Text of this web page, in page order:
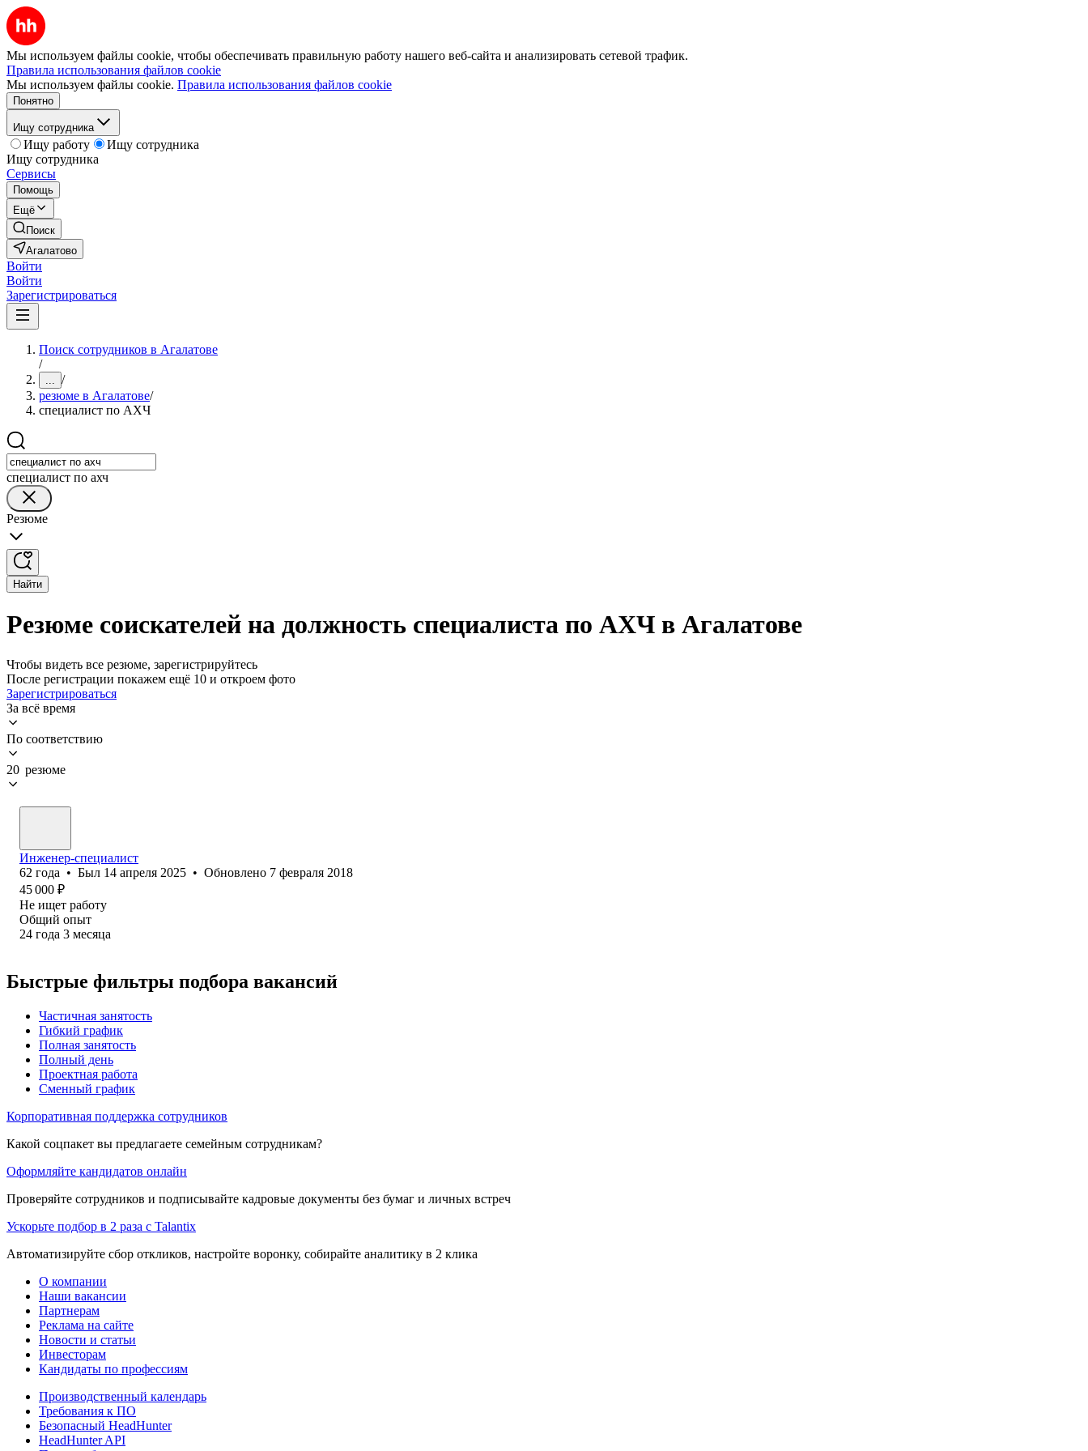
Мы используем файлы cookie, чтобы обеспечивать правильную работу нашего веб-сайта и анализировать сетевой трафик.
Правила использования файлов cookie
Мы используем файлы cookie. Правила использования файлов cookie
Понятно
Ищу сотрудника
Ищу работу
Ищу сотрудника
Ищу сотрудника
Сервисы
Помощь
Ещё
Поиск
Агалатово
Войти
Войти
Зарегистрироваться
Поиск сотрудников в Агалатове
/
... /
резюме в Агалатове/
специалист по АХЧ
специалист по ахч
Резюме
Найти
Резюме соискателей на должность специалиста по АХЧ в Агалатове
Чтобы видеть все резюме, зарегистрируйтесь
После регистрации покажем ещё 10 и откроем фото
Зарегистрироваться
За всё время
По соответствию
20 резюме
Инженер-специалист
62 года • Был 14 апреля 2025 • Обновлено 7 февраля 2018
45 000 ₽
Не ищет работу
Общий опыт
24 года 3 месяца
Быстрые фильтры подбора вакансий
Частичная занятость
Гибкий график
Полная занятость
Полный день
Проектная работа
Сменный график
Корпоративная поддержка сотрудников
Какой соцпакет вы предлагаете семейным сотрудникам?
Оформляйте кандидатов онлайн
Проверяйте сотрудников и подписывайте кадровые документы без бумаг и личных встреч
Ускорьте подбор в 2 раза с Talantix
Автоматизируйте сбор откликов, настройте воронку, собирайте аналитику в 2 клика
О компании
Наши вакансии
Партнерам
Реклама на сайте
Новости и статьи
Инвесторам
Кандидаты по профессиям
Производственный календарь
Требования к ПО
Безопасный HeadHunter
HeadHunter API